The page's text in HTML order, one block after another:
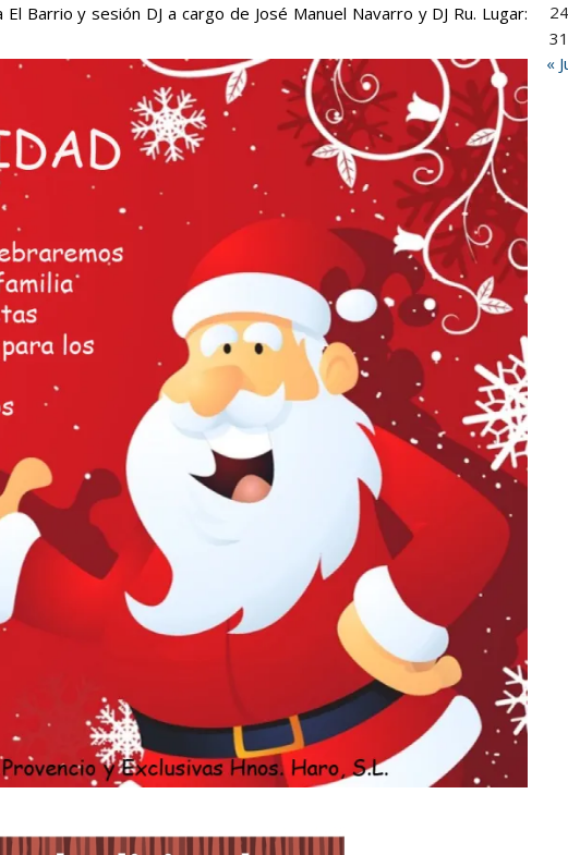
24
31
«
Barrio y sesión DJ a cargo de José Manuel Navarro y DJ Ru. Lugar: